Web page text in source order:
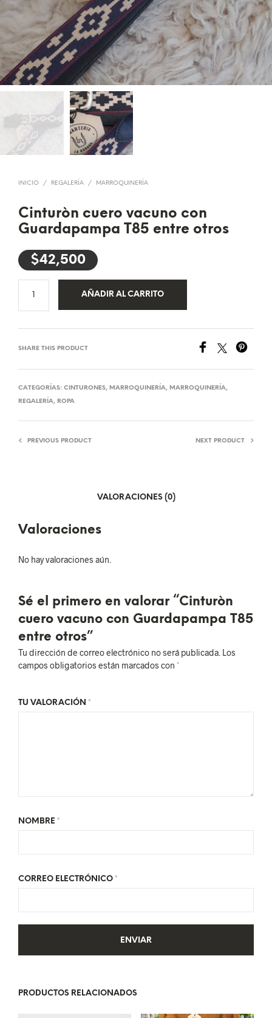
INICIO / REGALERÍA / MARROQUINERÍA
Cinturòn cuero vacuno con
Guardapampa T85 entre otros
$42,500
AÑADIR AL CARRITO
SHARE THIS PRODUCT
CATEGORÍAS: CINTURONES, MARROQUINERÍA, MARROQUINERÍA,
REGALERÍA, ROPA
PREVIOUS PRODUCT NEXT PRODUCT
VALORACIONES (0)
Valoraciones
No hay valoraciones aún.
Sé el primero en valorar “Cinturòn
cuero vacuno con Guardapampa T85
entre otros”
Tu dirección de correo electrónico no será publicada. Los
campos obligatorios están marcados con *
TU VALORACIÓN *
NOMBRE *
CORREO ELECTRÓNICO *
PRODUCTOS RELACIONADOS